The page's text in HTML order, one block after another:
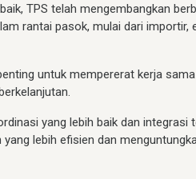
TPS telah mengembangkan
rantai pasok, mulai dari importir,
untuk mempererat kerja
yang lebih baik dan integrasi
lebih efisien dan